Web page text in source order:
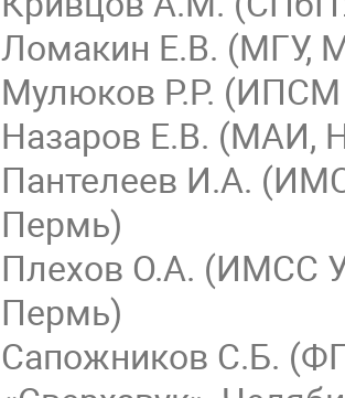
Ломакин Е.В. (МГУ,
Мулюков Р.Р.
Назаров Е.В. (МАИ,
Пантелеев И.А.
Пермь)
Плехов О.А. (ИМСС
Пермь)
Сапожников С.Б.